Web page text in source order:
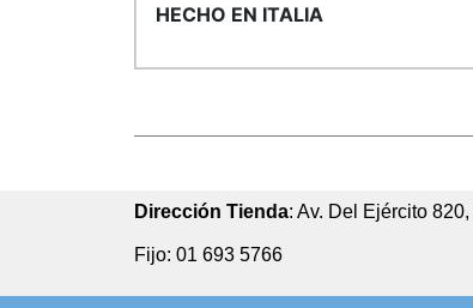
HECHO EN ITALIA
Dirección Tienda: Av. Del Ejército
Fijo: 01 693 5766